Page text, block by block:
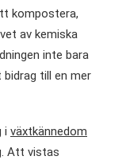
kompostera,
av kemiska
inte bara
till en mer
i växtkännedom
Att vistas